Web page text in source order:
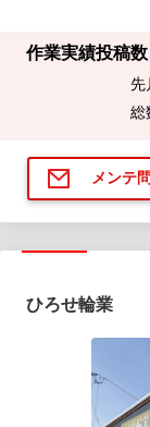
作業実績投稿数
先
総
メンテ
ひろせ輪業